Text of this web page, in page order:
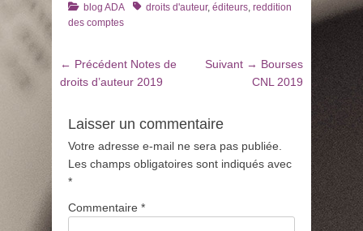
Catégories
blog ADA Tagsdroits d'auteur, éditeurs, reddition
des comptes
Navigation
de
← Précédent Article
précédent
Notes de
droits d’auteur 2019
Suivant → Article
suivant
Bourses
CNL 2019
Laisser un commentaire
Votre adresse e-mail ne sera pas publiée.
Les champs obligatoires sont indiqués avec
*
Commentaire *